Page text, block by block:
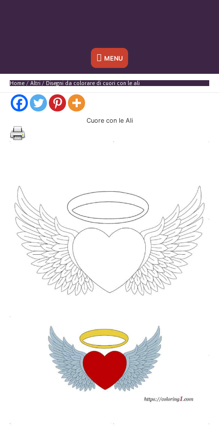
Sotto
l'header
MENU
Home Altri Disegni da colorare di cuori con le ali
Cuore con le Ali